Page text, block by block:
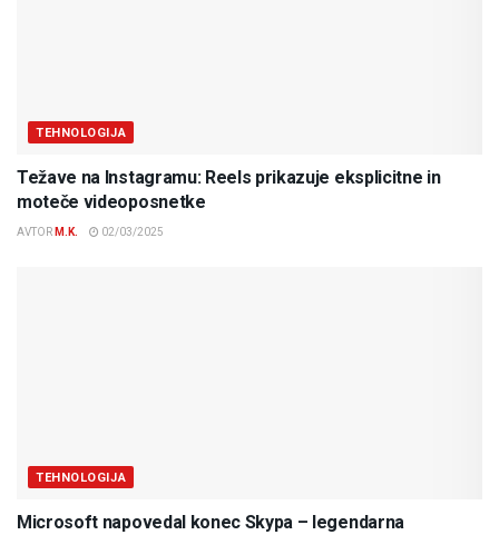
TEHNOLOGIJA
Težave na Instagramu: Reels prikazuje eksplicitne in
moteče videoposnetke
AVTOR M.K. 02/03/2025
TEHNOLOGIJA
Microsoft napovedal konec Skypa – legendarna